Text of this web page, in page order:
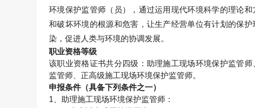
环境保护监管师（员），通过运用现代环境科学的理论
和破坏环境的根源和危害，让生产经营单位有计划的保
染，促进人类与环境的协调发展。
职业资格等级
该职业资格证书共分四级：助理施工现场环境保护监管
监管师、正高级施工现场环境保护监管师。
申报条件（具备下列条件之一）
1 、助理施工现场环境保护监管师：